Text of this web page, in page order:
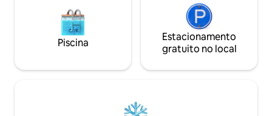
Piscina
Estacionamento
gratuito no local